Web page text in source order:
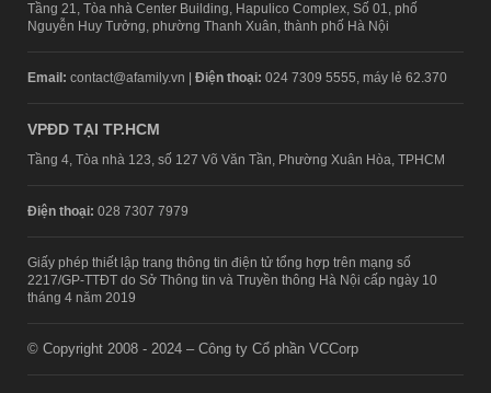
Tầng 21, Tòa nhà Center Building, Hapulico Complex, Số 01, phố
Nguyễn Huy Tưởng, phường Thanh Xuân, thành phố Hà Nội
Email: contact@afamily.vn | Điện thoại: 024 7309 5555, máy lẻ 62.370
VPĐD TẠI TP.HCM
Tầng 4, Tòa nhà 123, số 127 Võ Văn Tần, Phường Xuân Hòa, TPHCM
Điện thoại: 028 7307 7979
Giấy phép thiết lập trang thông tin điện tử tổng hợp trên mạng số
2217/GP-TTĐT do Sở Thông tin và Truyền thông Hà Nội cấp ngày 10
tháng 4 năm 2019
© Copyright 2008 - 2024 – Công ty Cổ phần VCCorp